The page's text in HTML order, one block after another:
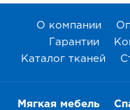
О компании
Гарантии
Каталог тканей
Мягкая мебель